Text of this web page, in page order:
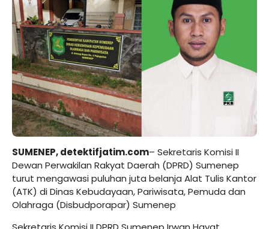
SUMENEP,detektifjatim.com– Sekretaris Komisi II
Dewan Perwakilan Rakyat Daerah (DPRD) Sumenep
turut mengawasi puluhan juta belanja Alat Tulis Kantor
(ATK) di Dinas Kebudayaan, Pariwisata, Pemuda dan
Olahraga (Disbudporapar) Sumenep